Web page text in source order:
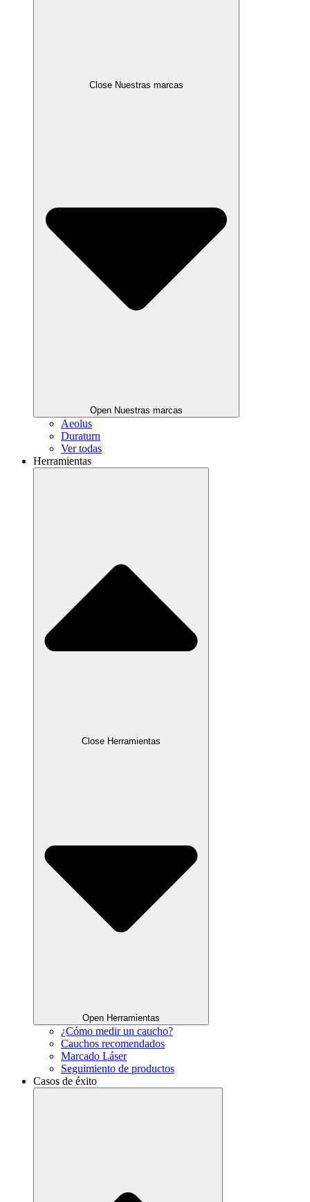
Close Nuestras marcas
Open Nuestras marcas
Aeolus
Duraturn
Ver todas
Herramientas
Close Herramientas
Open Herramientas
¿Cómo medir un caucho?
Cauchos recomendados
Marcado Láser
Seguimiento de productos
Casos de éxito